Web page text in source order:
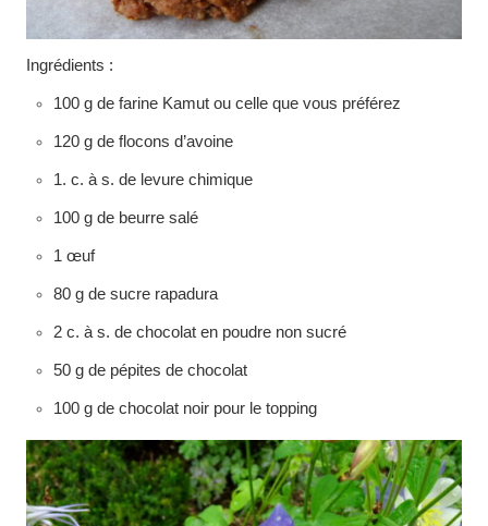
Ingrédients :
100 g de farine Kamut ou celle que vous préférez
120 g de flocons d’avoine
1. c. à s. de levure chimique
100 g de beurre salé
1 œuf
80 g de sucre rapadura
2 c. à s. de chocolat en poudre non sucré
50 g de pépites de chocolat
100 g de chocolat noir pour le topping